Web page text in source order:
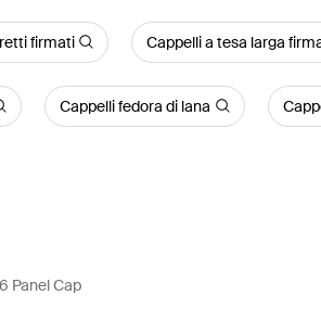
firmati Cappelli a tesa larga
Cappelli fedora di lana
Panel Cap